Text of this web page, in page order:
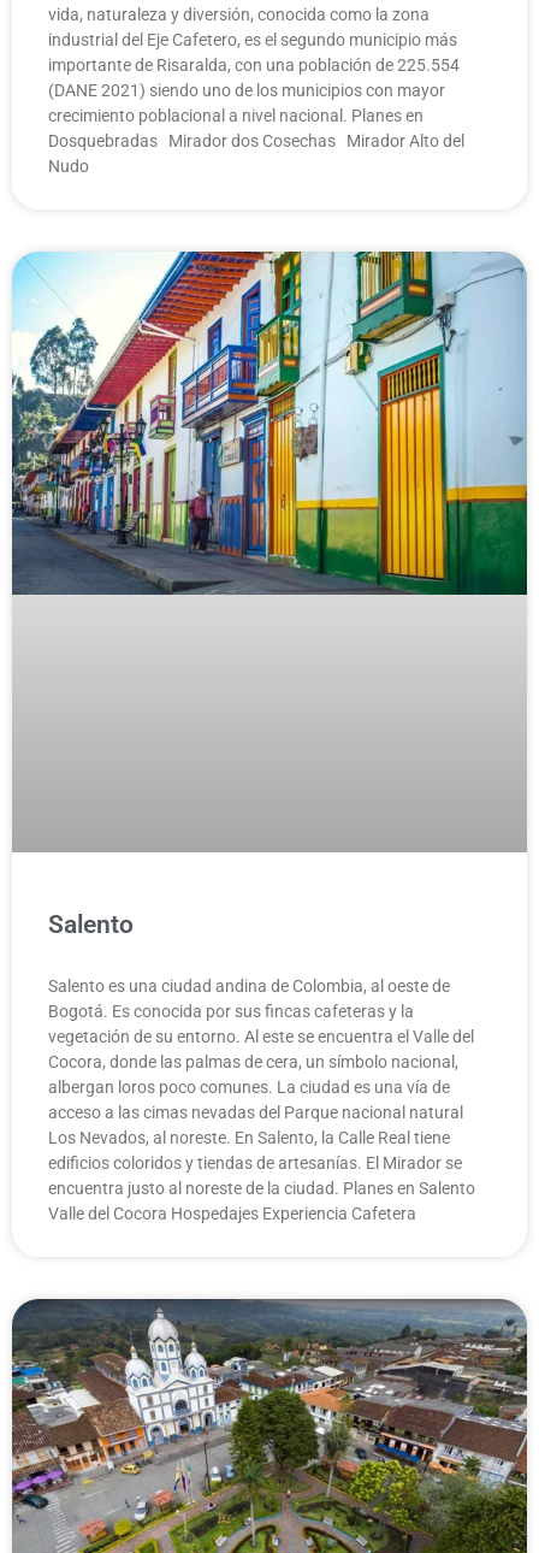
vida, naturaleza y diversión, conocida como la zona
industrial del Eje Cafetero, es el segundo municipio más
importante de Risaralda, con una población de 225.554
(DANE 2021) siendo uno de los municipios con mayor
crecimiento poblacional a nivel nacional. Planes en
Dosquebradas Mirador dos Cosechas Mirador Alto del
Nudo
Salento
Salento es una ciudad andina de Colombia, al oeste de
Bogotá. Es conocida por sus fincas cafeteras y la
vegetación de su entorno. Al este se encuentra el Valle del
Cocora, donde las palmas de cera, un símbolo nacional,
albergan loros poco comunes. La ciudad es una vía de
acceso a las cimas nevadas del Parque nacional natural
Los Nevados, al noreste. En Salento, la Calle Real tiene
edificios coloridos y tiendas de artesanías. El Mirador se
encuentra justo al noreste de la ciudad. Planes en Salento
Valle del Cocora Hospedajes Experiencia Cafetera